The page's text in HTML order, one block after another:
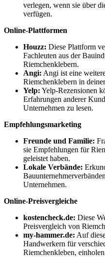
verlegen, wenn sie über
verfügen.
Online-Plattformen
Houzz: Diese Plattform
Fachleuten aus der
Riemchenklebern.
Angi: Angi ist eine
Riemchenklebern in
Yelp: Yelp-Rezensionen
Erfahrungen anderer
Unternehmen zu lesen.
Empfehlungsmarketing
Freunde und Familie:
sie Empfehlungen für
geleistet haben.
Lokale Verbände:
Unternehmen.
Online-Preisvergleiche
kostencheck.de: Diese
Preisvergleich von
my-hammer.de: Auf
Handwerkern für
Riemchenkleben,